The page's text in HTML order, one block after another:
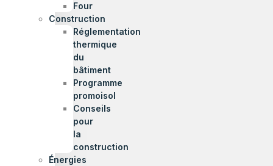
Four
Construction
Réglementation
thermique
du
bâtiment
Programme
promoisol
Conseils
pour
la
construction
Énergies